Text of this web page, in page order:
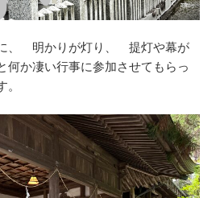
、 明かりが灯り、 提灯や幕が
何か凄い行事に参加させてもらっ